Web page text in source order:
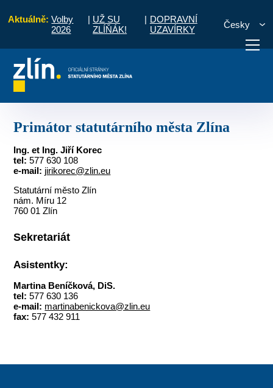
Aktuálně: Volby
2026
| UŽ SU
ZLÍŇÁK!
| DOPRAVNÍ
UZAVÍRKY
Česky
vyřídit Potřebuji zaplatit
Primátor statutárního města Zlína
Ing. et Ing. Jiří Korec
tel: 577 630 108
e-mail: jirikorec@zlin.eu
Statutární město Zlín
nám. Míru 12
760 01 Zlín
Sekretariát
Asistentky:
Martina Beníčková, DiS.
tel: 577 630 136
e-mail: martinabenickova@zlin.eu
fax: 577 432 911